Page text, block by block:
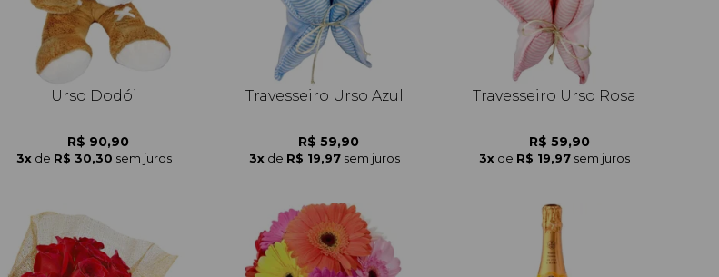
Urso Dodói
R$ 90,90
3x de R$ 30,30 sem juros
Travesseiro Urso Azul
R$ 59,90
3x de R$ 19,97 sem juros
Travesseiro Urso Rosa
R$ 59,90
3x de R$ 19,97 sem juros